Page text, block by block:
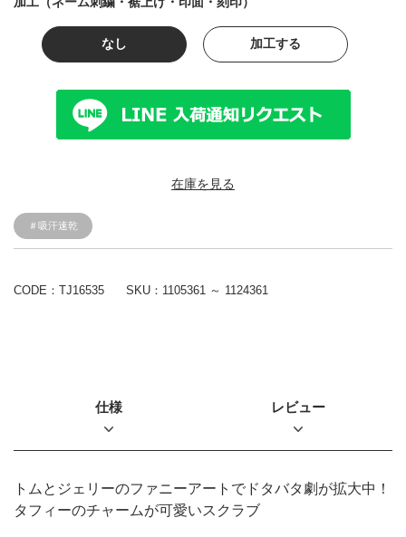
なし 加工する
在庫を見る
＃吸汗速乾
CODE：TJ16535 SKU： 1105361 ～ 1124361
仕様 レビュー
トムとジェリーのファニーアートでドタバタ劇が拡大中！
タフィーのチャームが可愛いスクラブ